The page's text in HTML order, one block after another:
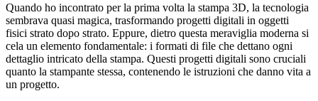
Quando ho incontrato per la prima volta la stampa 3D, la tecnologia
sembrava quasi magica, trasformando progetti digitali in oggetti
fisici strato dopo strato. Eppure, dietro questa meraviglia moderna si
cela un elemento fondamentale: i formati di file che dettano ogni
dettaglio intricato della stampa. Questi progetti digitali sono cruciali
quanto la stampante stessa, contenendo le istruzioni che danno vita a
un progetto.